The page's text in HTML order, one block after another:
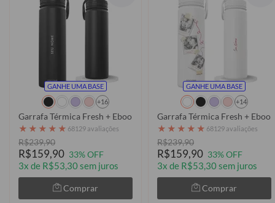
GANHE UMA BASE
+16
Garrafa Térmica Fresh + Ebook - Futurist
★ ★ ★ ★ ★ 68129 avaliações
R$239,90
R$159,90 33% OFF
3x de R$53,30 sem juros
Comprar
GANHE UMA BASE
+14
Garrafa Térmica Fresh +
★ ★ ★ ★ ★ 68129 avaliações
R$239,90
R$159,90 33% OFF
3x de R$53,30 sem juros
Comprar